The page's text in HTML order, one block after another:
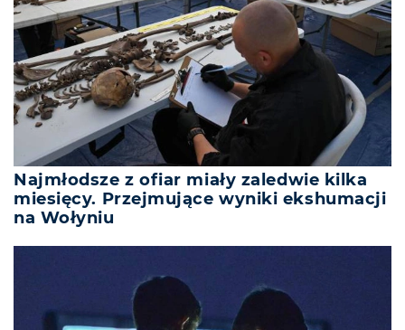
Najmłodsze z ofiar miały zaledwie kilka
miesięcy. Przejmujące wyniki ekshumacji
na Wołyniu